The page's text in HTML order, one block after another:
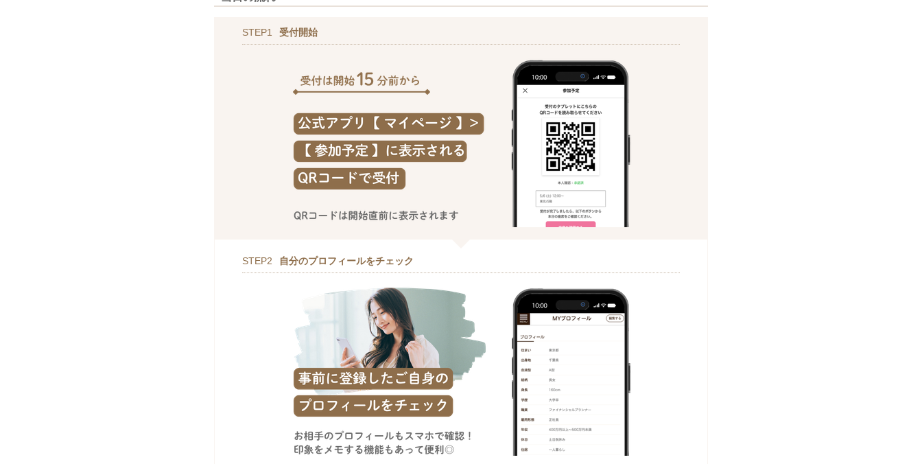
STEP1 受付開始
STEP2 自分のプロフィールをチェック